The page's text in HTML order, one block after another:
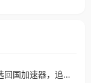
国外腾讯视频版权限制？海外党这样选回国加速器，追剧听歌办事全搞定